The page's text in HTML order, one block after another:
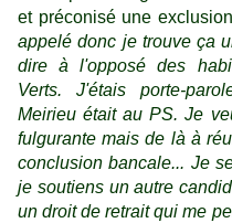
et préconisé une
appelé donc je trouve ça
dire à l'opposé des
Verts. J'étais porte-
Meirieu était au PS. Je
fulgurante mais de là à
conclusion bancale... Je
je soutiens un autre
un droit de retrait qui me